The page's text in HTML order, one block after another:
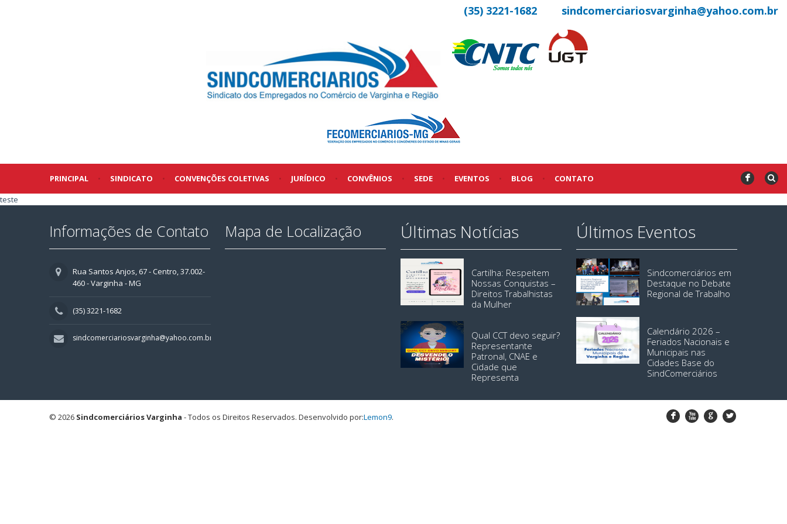
(35) 3221-1682 sindcomerciariosvarginha@yahoo.com.br
PRINCIPAL • SINDICATO • CONVENÇÕES COLETIVAS • JURÍDICO • CONVÊNIOS • SEDE • EVENTOS • BLOG • CONTATO F
teste
Informações de Contato
Rua Santos Anjos, 67 - Centro, 37.002-
460 - Varginha - MG
(35) 3221-1682
sindcomerciariosvarginha@yahoo.com.br
Mapa de Localização Últimas Notícias
Cartilha: Respeitem
Nossas Conquistas –
Direitos Trabalhistas
da Mulher
Qual CCT devo seguir?
Representante
Patronal, CNAE e
Cidade que
Representa
Últimos Eventos
Sindcomerciários em
Destaque no Debate
Regional de Trabalho
Calendário 2026 –
Feriados Nacionais e
Municipais nas
Cidades Base do
SindComerciários
© 2026 Sindcomerciários Varginha - Todos os Direitos Reservados. Desenvolvido por:Lemon9. F X G L